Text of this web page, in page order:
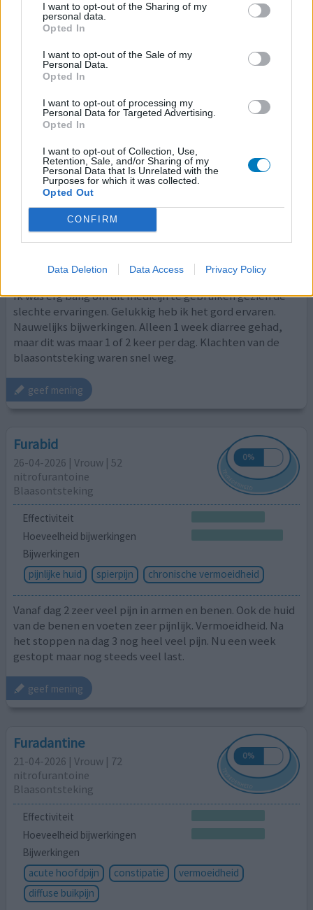
I want to opt-out of the Sharing of my
personal data.
Opted In
I want to opt-out of the Sale of my
Personal Data.
Opted In
I want to opt-out of processing my
Personal Data for Targeted Advertising.
Opted In
I want to opt-out of Collection, Use,
Retention, Sale, and/or Sharing of my
Personal Data that Is Unrelated with the
Purposes for which it was collected.
Opted Out
CONFIRM
Data Deletion Data Access Privacy Policy
Werkt goed. Wel foliumzuur supplement gebruiken. Dan
geef mening
Fosfomycine
15-05-2026 | Vrouw | 33
fosfomycine
Blaasontsteking
Hoeveelheid bijwerkingen
Bijwerkingen
Ik was erg bang om dit medicijn te gebruiken gezien de
slechte ervaringen. Gelukkig heb ik het gord ervaren.
Nauwelijks bijwerkingen. Alleen 1 week diarree gehad,
maar dit was maar 1 of 2 keer per dag. Klachten van de
blaasontsteking waren snel weg.
geef mening
Furabid
26-04-2026 | Vrouw | 52
nitrofurantoine
Blaasontsteking
Effectiviteit
Hoeveelheid bijwerkingen
Bijwerkingen
pijnlijke huid
spierpijn chronische vermoeidheid
Vanaf dag 2 zeer veel pijn in armen en benen. Ook de huid
van de benen en voeten zeer pijnlijk. Vermoeidheid. Na
het stoppen na dag 3 nog heel veel pijn. Nu een week
gestopt maar nog steeds veel last.
geef mening
Furadantine
21-04-2026 | Vrouw | 72
nitrofurantoine
Blaasontsteking
Effectiviteit
Hoeveelheid bijwerkingen
Bijwerkingen
acute hoofdpijn
constipatie
vermoeidheid
diffuse buikpijn